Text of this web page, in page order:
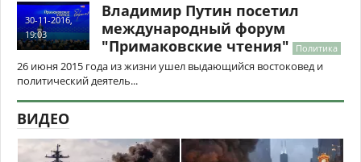
30-11-2016,
19:03
Владимир Путин посетил
международный форум
"Примаковские чтения"
Политика
26 июня 2015 года из жизни ушел выдающийся востоковед и
политический деятель...
ВИДЕО